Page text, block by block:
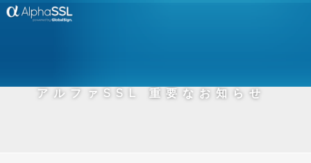
アルファSSL 重要なお知らせ